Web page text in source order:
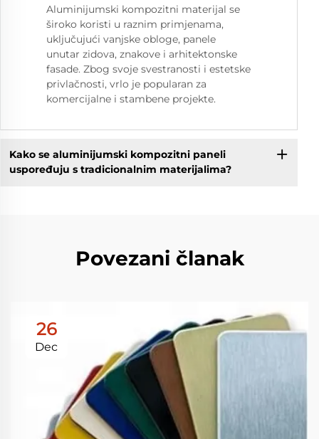
Aluminijumski kompozitni materijal se
široko koristi u raznim primjenama,
uključujući vanjske obloge, panele
unutar zidova, znakove i arhitektonske
fasade. Zbog svoje svestranosti i estetske
privlačnosti, vrlo je popularan za
komercijalne i stambene projekte.
Kako se aluminijumski kompozitni paneli
uspoređuju s tradicionalnim materijalima?
Povezani članak
26
Dec